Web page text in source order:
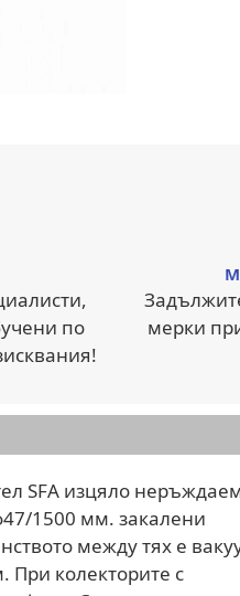
по
мерки
SFA изцяло
1500 мм. закалени
между тях е
При колекторите с